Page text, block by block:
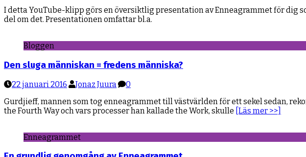
I detta YouTube-klipp görs en översiktlig presentation av Enneagrammet för
del om det. Presentationen omfattar bl.a.
Bloggen
Den sluga människan = fredens människa?
22 januari 2016 Jonaz Juura
0
Gurdjieff, mannen som tog enneagrammet till västvärlden för ett sekel sedan,
the Fourth Way och vars processer han kallade the Work, skulle [Läs mer >>]
Enneagrammet